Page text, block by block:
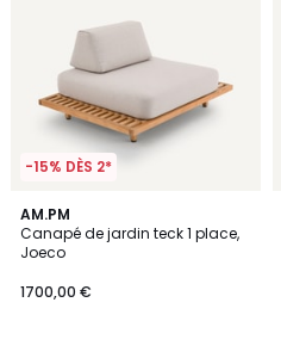
-15% DÈS 2*
AM.PM
Canapé de jardin teck 1 place,
Joeco
1700,00 €